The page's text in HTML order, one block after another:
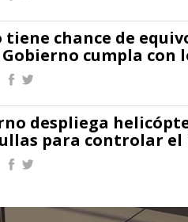
tiene chance de
cumpla con
despliega
para controlar el